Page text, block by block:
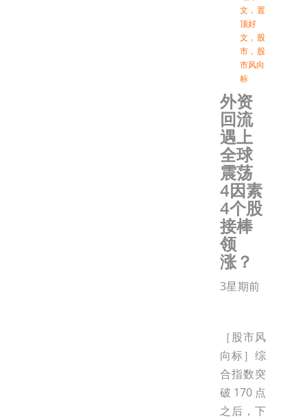
文 ， 置
顶好
文 ， 股
市 ， 股
市风向
标
外资
回流
遇上
全球
震荡
4因素
4个股
接棒
领
涨？
3星期前
［股市风
向标］综
合指数突
破170点
之后，下